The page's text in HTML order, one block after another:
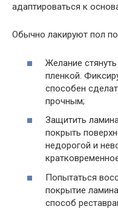
адаптироваться к
Обычно лакируют пол
Желание
пленкой.
способен
прочным;
Защитить
покрыть
недорогой и
Попытаться
покрытие
способ